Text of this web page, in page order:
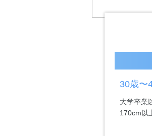
30歳〜
大学卒業
170cm以